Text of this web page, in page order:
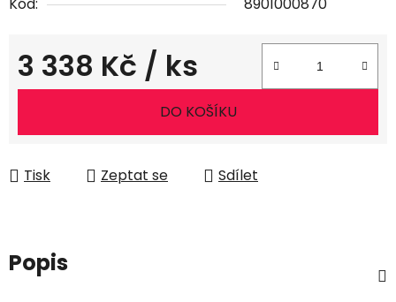
Kód:
8901000870
3 338 Kč / ks
Měrná cena:
DO KOŠÍKU
Tisk Zeptat se Sdílet
Popis